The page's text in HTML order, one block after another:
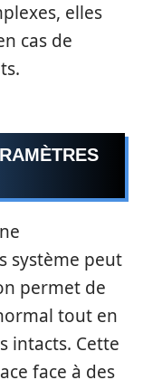
elles
cas de
système peut
permet de
tout en
intacts. Cette
face à des